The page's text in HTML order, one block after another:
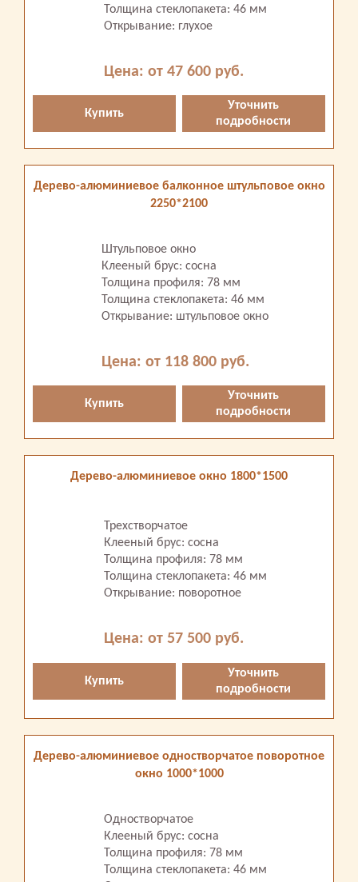
Толщина стеклопакета: 46 мм
Открывание: глухое
Цена: от 47 600 руб.
Купить
Уточнить
подробности
Дерево-алюминиевое балконное штульповое окно
2250*2100
Штульповое окно
Клееный брус: сосна
Толщина профиля: 78 мм
Толщина стеклопакета: 46 мм
Открывание: штульповое окно
Цена: от 118 800 руб.
Купить
Уточнить
подробности
Дерево-алюминиевое окно 1800*1500
Трехстворчатое
Клееный брус: сосна
Толщина профиля: 78 мм
Толщина стеклопакета: 46 мм
Открывание: поворотное
Цена: от 57 500 руб.
Купить
Уточнить
подробности
Дерево-алюминиевое одностворчатое поворотное
окно 1000*1000
Одностворчатое
Клееный брус: сосна
Толщина профиля: 78 мм
Толщина стеклопакета: 46 мм